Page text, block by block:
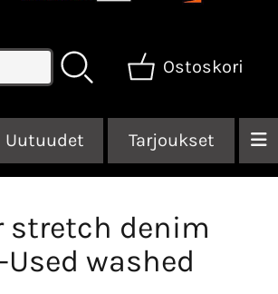
Ostoskori
Uutuudet Tarjoukset
stretch denim
washed